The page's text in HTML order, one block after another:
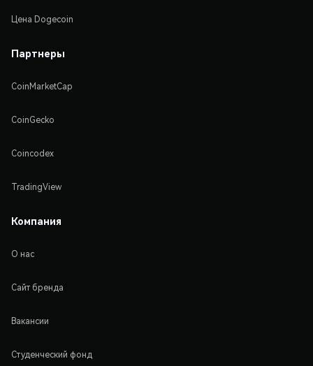
Цена Dogecoin
Партнеры
CoinMarketCap
CoinGecko
Coincodex
TradingView
Компания
О нас
Сайт бренда
Вакансии
Студенческий фонд